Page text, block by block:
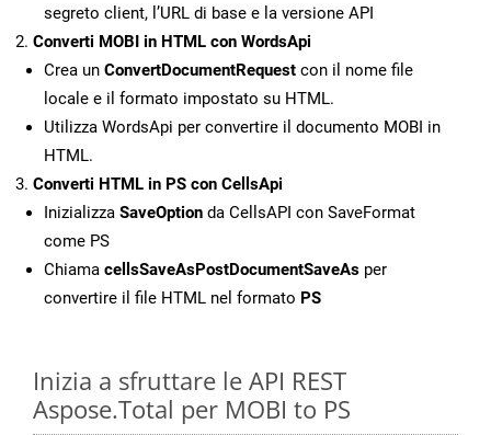
segreto client, l’URL di base e la versione API
Converti MOBI in HTML con WordsApi
Crea un ConvertDocumentRequest con il nome file
locale e il formato impostato su HTML.
Utilizza WordsApi per convertire il documento MOBI in
HTML.
Converti HTML in PS con CellsApi
Inizializza SaveOption da CellsAPI con SaveFormat
come PS
Chiama cellsSaveAsPostDocumentSaveAs per
convertire il file HTML nel formato PS
Inizia a sfruttare le API REST
Aspose.Total per MOBI to PS